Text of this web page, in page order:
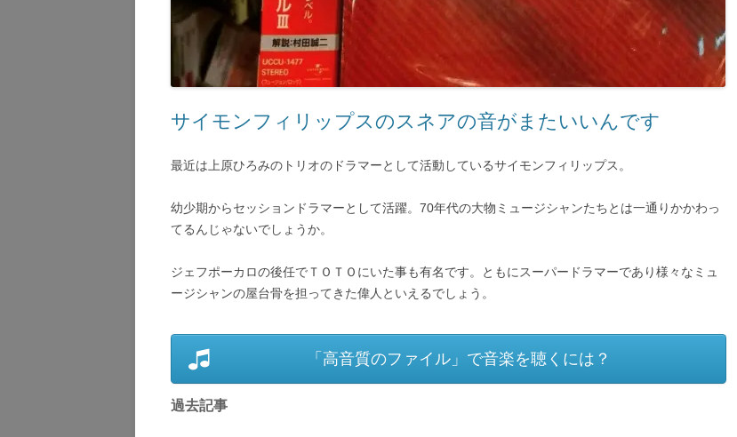
サイモンフィリップスのスネアの音がまたいいんです
最近は上原ひろみのトリオのドラマーとして活動しているサイモンフィリップス。
幼少期からセッションドラマーとして活躍。70年代の大物ミュージシャンたちとは一通りかかわっ
てるんじゃないでしょうか。
ジェフポーカロの後任でＴＯＴＯにいた事も有名です。ともにスーパードラマーであり様々なミュ
ージシャンの屋台骨を担ってきた偉人といえるでしょう。
「高音質のファイル」で音楽を聴くには？
過去記事